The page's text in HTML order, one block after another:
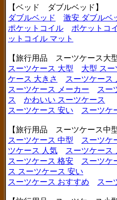
【ベッド ダブルベッド】
ダブルベッド
激安 ダブルベ
ポケットコイル
ポケットコ
ットコイル マット
【旅行用品 スーツケース大型
スーツケース 大型
大型 スー
ケース 大きさ
スーツケース
スーツケース メーカー
スー
ス
かわいい スーツケース
スーツケース 安い
スーツケ
【旅行用品 スーツケース中型
スーツケース 中型
スーツケ
ツケース 人気
スーツケース
スーツケース 格安
スーツケ
ス スーツケース 安い
スーツケース おすすめ
スー